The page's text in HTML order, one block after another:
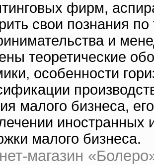
фирм,
свои познания по
и
теоретические
особенности
малого бизнеса,
иностранных
малого бизнеса.
магазин